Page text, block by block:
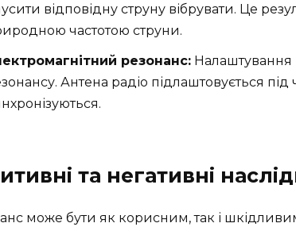
відповідну струну вібрувати. Це
частотою струни.
резонанс: Налаштування
Антена радіо підлаштовується під
та негативні
може бути як корисним, так і